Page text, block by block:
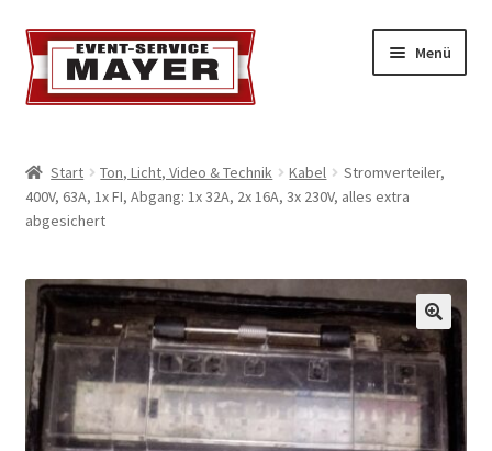
Menü
Event-Service
Impressionen
Kontakt & Feedback
Impressum
Start Ton, Licht, Video & Technik Kabel
Stromverteiler,
400V, 63A, 1x FI, Abgang: 1x 32A, 2x 16A, 3x 230V, alles extra
abgesichert